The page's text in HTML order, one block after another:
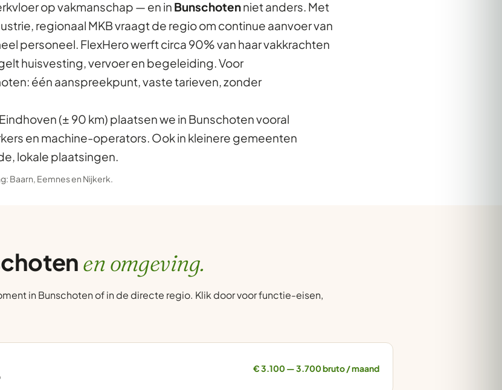
op vakmanschap — en in Bunschotenniet anders. Met
regionaal MKB vraagt de regio om continue aanvoer van
personeel. FlexHero werft circa 90% van haar vakkrachten
huisvesting, vervoer en begeleiding. Voor
één aanspreekpunt, vaste tarieven, zonder
(± 90 km) plaatsen we in Bunschoten vooral
en machine-operators. Ook in kleinere gemeenten
lokale plaatsingen.
Baarn, Eemnesen Nijkerk.
en omgeving.
in Bunschoten of in de directe regio. Klik door voor functie-eisen,
€ 3.100 — 3.700 bruto / maand